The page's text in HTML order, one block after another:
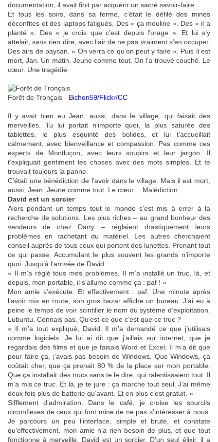
documentation, il avait finit par acquérir un sacré savoir-faire.
Et tous les soirs, dans sa ferme, c’était le défilé des mines
déconfites et des laptops fatigués. Des « ça mouline ». Des « il a
planté ». Des « je crois que c’est depuis l’orage ». Et lui s’y
attelait, sans rien dire, avec l’air de ne pas vraiment s’en occuper.
Des airs de paysan. « On verra ce qu’on peut y faire ». Puis il est
mort, Jan. Un matin. Jeune comme tout. On l’a trouvé couché. Le
cœur. Une tragédie.
Forêt de Tronçais - Bichon59/Flickr/CC
Il y avait bien eu Jean, aussi, dans le village, qui faisait des
merveilles. Tu lui portait n’importe quoi, la plus saturée des
tablettes, le plus esquinté des bolides, et lui t’accueillait
calmement, avec bienveillance et compassion. Pas comme ces
experts de Montluçon, avec leurs soupirs et leur jargon. Il
t’expliquait gentiment les choses avec des mots simples. Et te
trouvait toujours la panne.
C’était une bénédiction de l’avoir dans le village. Mais il est mort,
aussi, Jean. Jeune comme tout. Le cœur… Malédiction...
David est un sorcier
Alors pendant un temps tout le monde s’est mis à errer à la
recherche de solutions. Les plus riches – au grand bonheur des
vendeurs de chez Darty – réglaient drastiquement leurs
problèmes en rachetant du matériel. Les autres cherchaient
conseil auprès de tous ceux qui portent des lunettes. Prenant tout
ce qui passe. Accumulant le plus souvent les grands n’importe
quoi. Jusqu’à l’arrivée de David.
« Il m’a réglé tous mes problèmes. Il m’a installé un truc, là, et
depuis, mon portable, il s’allume comme ça : paf ! »
Mon amie s’exécute. Et effectivement : paf. Une minute après
l’avoir mis en route, son gros bazar affiche un bureau. J’ai eu à
peine le temps de voir scintiller le nom du système d’exploitation.
Lubuntu. Connais pas. Qu’est-ce que c’est que ce truc ?
« Il m’a tout expliqué, David. Il m’a demandé ce que j’utilisais
comme logiciels. Je lui ai dit que j’aillais sur internet, que je
regardais des films et que je faisais Word et Excel. Il m’a dit que
pour faire ça, j’avais pas besoin de Windows. Que Windows, ça
coûtait cher, que ça prenait 80 % de la place sur mon portable.
Que ça installait des trucs sans te le dire, qui ralentissaient tout. Il
m’a mis ce truc. Et là, je te jure : ça marche tout seul. J’ai même
deux fois plus de batterie qu’avant. Et en plus c’est gratuit. »
Sifflement d’admiration. Dans le café, je croise les sourcils
circonflexes de ceux qui font mine de ne pas s’intéresser à nous.
Je parcours un peu l’interface, simple et brute, et constate
qu’effectivement, mon amie n’a rien besoin de plus, et que tout
fonctionne à merveille. David est un sorcier. D’un seul élixir, il a